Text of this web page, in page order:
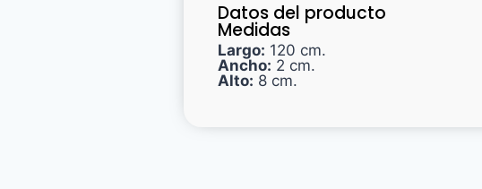
Datos del producto
Medidas
Largo: 120 cm.
Ancho: 2 cm.
Alto: 8 cm.